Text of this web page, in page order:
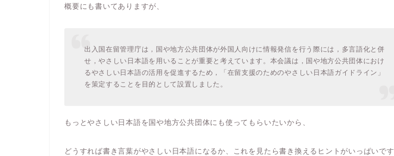
概要にも書いてありますが、
出入国在留管理庁は，国や地方公共団体が外国人向けに情報発信を行う際には，多言語化と併
せ，やさしい日本語を用いることが重要と考えています。本会議は，国や地方公共団体におけ
るやさしい日本語の活用を促進するため，「在留支援のためのやさしい日本語ガイドライン」
を策定することを目的として設置しました。
もっとやさしい日本語を国や地方公共団体にも使ってもらいたいから、
どうすれば書き言葉がやさしい日本語になるか、これを見たら書き換えるヒントがいっぱいです